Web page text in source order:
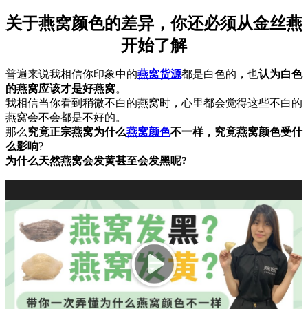
关于燕窝颜色的差异，你还必须从金丝燕
开始了解
普遍来说我相信你印象中的燕窝货源都是白色的，也认为白色
的燕窝应该才是好燕窝。
我相信当你看到稍微不白的燕窝时，心里都会觉得这些不白的
燕窝会不会都是不好的。
那么究竟正宗燕窝为什么燕窝颜色不一样，究竟燕窝颜色受什
么影响?
为什么天然燕窝会发黄甚至会发黑呢?